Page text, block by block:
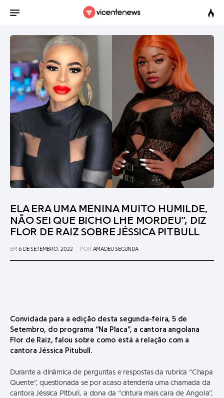
ELA ERA UMA MENINA MUITO HUMILDE,
NÃO SEI QUE BICHO LHE MORDEU”, DIZ
FLOR DE RAIZ SOBRE JÉSSICA PITBULL
EM6 DE SETEMBRO, 2022 POR AMADEU SEGUNDA
Convidada para a edição desta segunda-feira, 5 de
Setembro, do programa “Na Placa”, a cantora angolana
Flor de Raiz, falou sobre como está a relação com a
cantora Jéssica Pitubull.
Durante a dinâmica de perguntas e respostas da rubrica “Chapa
Quente”, questionada se por acaso atenderia uma chamada da
cantora Jéssica Pitbull, a dona da “cintura mais cara de Angola”,